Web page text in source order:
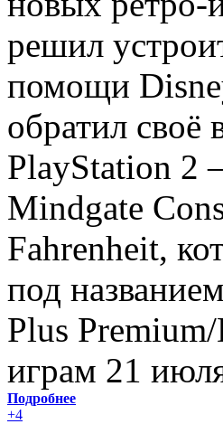
решил
помощи
обратил своё
PlayStation 2
Mindgate
Fahrenheit,
под
Plus
играм 21
Подробнее
+4